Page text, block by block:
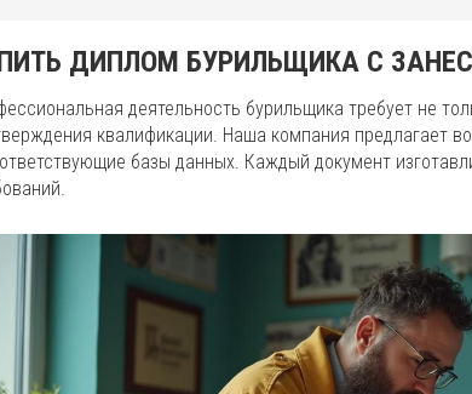
ДИПЛОМ БУРИЛЬЩИКА С
деятельность бурильщика требует не
квалификации. Наша компания предлагает
базы данных. Каждый документ